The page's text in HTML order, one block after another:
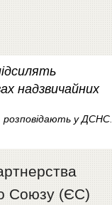
надзвичайних
розповідають у ДСНС.
Союзу (ЄС)